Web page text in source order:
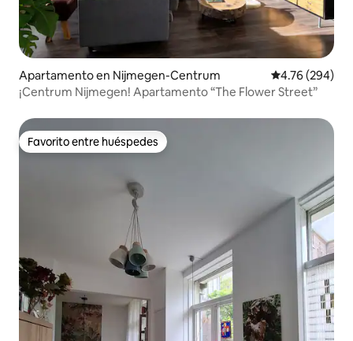
Apartamento en Nijmegen-Centrum Calificación
4.76 (294)
¡Centrum Nijmegen! Apartamento “The Flower Street”
Favorito entre huéspedes
Favorito entre huéspedes